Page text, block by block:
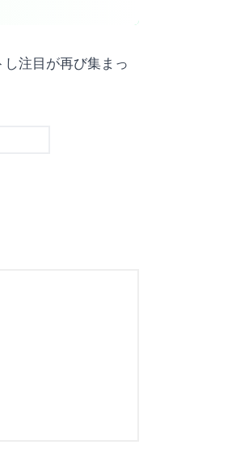
注目が再び集まっ